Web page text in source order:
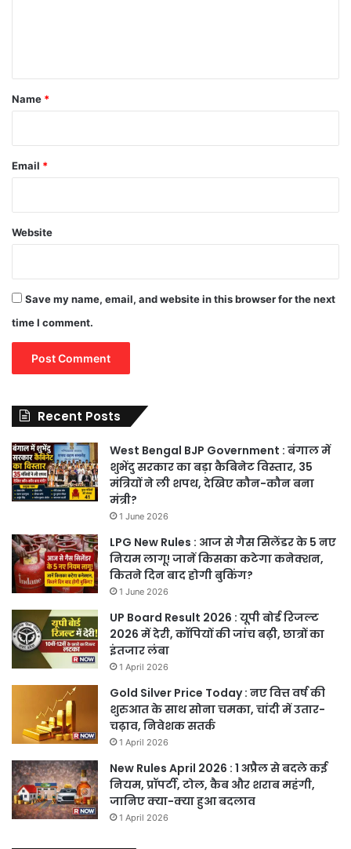
*
Name *
Email *
Website
Save my name, email, and website in this browser for the next
time I comment.
Recent Posts
West Bengal BJP Government : बंगाल में
शुभेंदु सरकार का बड़ा कैबिनेट विस्तार, 35
मंत्रियों ने ली शपथ, देखिए कौन-कौन बना
मंत्री?
1 June 2026
LPG New Rules : आज से गैस सिलेंडर के 5 नए
नियम लागू! जानें किसका कटेगा कनेक्शन,
कितने दिन बाद होगी बुकिंग?
1 June 2026
UP Board Result 2026 : यूपी बोर्ड रिजल्ट
2026 में देरी, कॉपियों की जांच बढ़ी, छात्रों का
इंतजार लंबा
1 April 2026
Gold Silver Price Today : नए वित्त वर्ष की
शुरुआत के साथ सोना चमका, चांदी में उतार-
चढ़ाव, निवेशक सतर्क
1 April 2026
New Rules April 2026 : 1 अप्रैल से बदले कई
नियम, प्रॉपर्टी, टोल, कैब और शराब महंगी,
जानिए क्या-क्या हुआ बदलाव
1 April 2026